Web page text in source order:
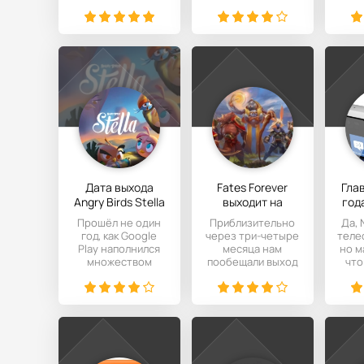
царапин, влаги,
отпечатков
Каждый из нас
своей
Дата выхода
Angry Birds Stella
на Андроид
Прошёл не один
год, как Google
Play наполнился
множеством
приложений:
Fates Forever
выходит на
Android
Приблизительно
через три-четыре
месяца нам
пообещали выход
аналог MOBA
Да,
но